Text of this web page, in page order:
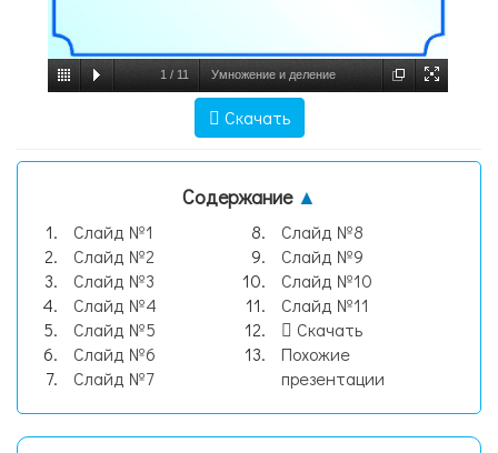
1 / 11 Умножение и деление
число, слайд №1
Скачать
Содержание ▲
Слайд №1
Слайд №2
Слайд №3
Слайд №4
Слайд №5
Слайд №6
Слайд №7
Слайд №8
Слайд №9
Слайд №10
Слайд №11
Скачать
Похожие
презентации